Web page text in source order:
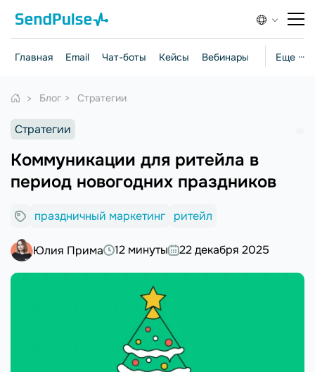
Еще ···
Главная Email Чат-боты Кейсы Вебинары Стратегии
Блог Стратегии
Стратегии
Коммуникации для ритейла в
период новогодних праздников
праздничный маркетинг ритейл
Юлия Прима 12 минуты 22 декабря 2025